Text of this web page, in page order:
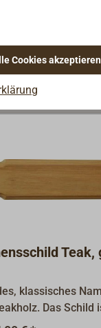
Teak,
klassisches
Das Schild
von
Cookies akzeptieren